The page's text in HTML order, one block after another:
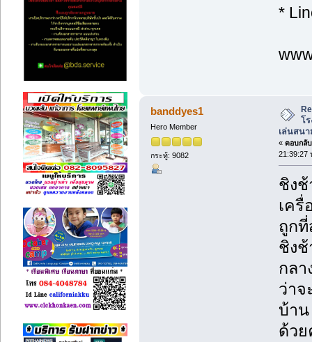
*
banddyes1
Hero Member
กระทู้: 9082
โ
เล่นสนา
« ตอบกลั
21:39:27
ชิงช้
เครื่
ถูกที่
ชิงช้
กลา
ว่าจ
บ้าน
ด้วย